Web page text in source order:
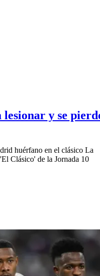
lesionar y se
huérfano en el clásico La
Clásico' de la Jornada 10